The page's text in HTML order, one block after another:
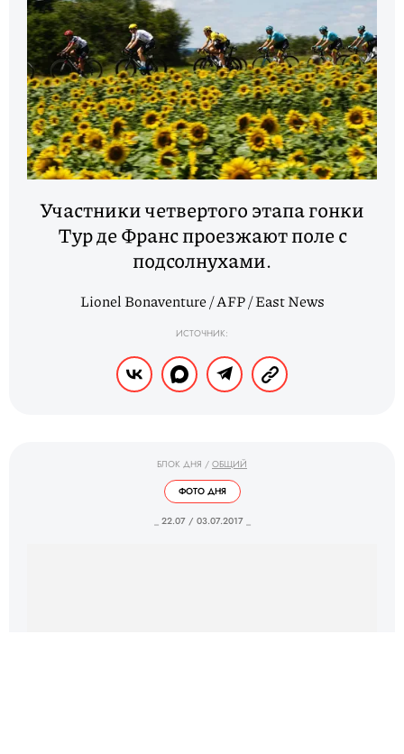
Участники четвертого этапа гонки
Тур де Франс проезжают поле с
подсолнухами.
Lionel Bonaventure / AFP / East News
ИСТОЧНИК:
БЛОК ДНЯ / ОБЩИЙ
ФОТО ДНЯ
_ 22.07 / 03.07.2017 _